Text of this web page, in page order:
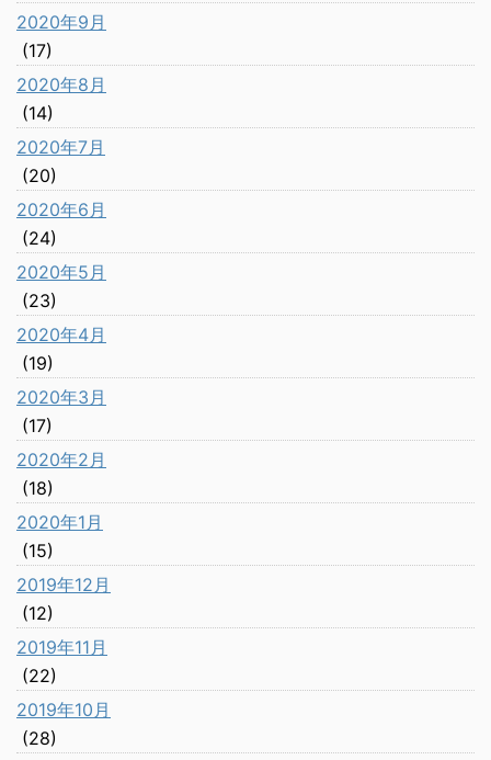
2020年9月
(17)
2020年8月
(14)
2020年7月
(20)
2020年6月
(24)
2020年5月
(23)
2020年4月
(19)
2020年3月
(17)
2020年2月
(18)
2020年1月
(15)
2019年12月
(12)
2019年11月
(22)
2019年10月
(28)